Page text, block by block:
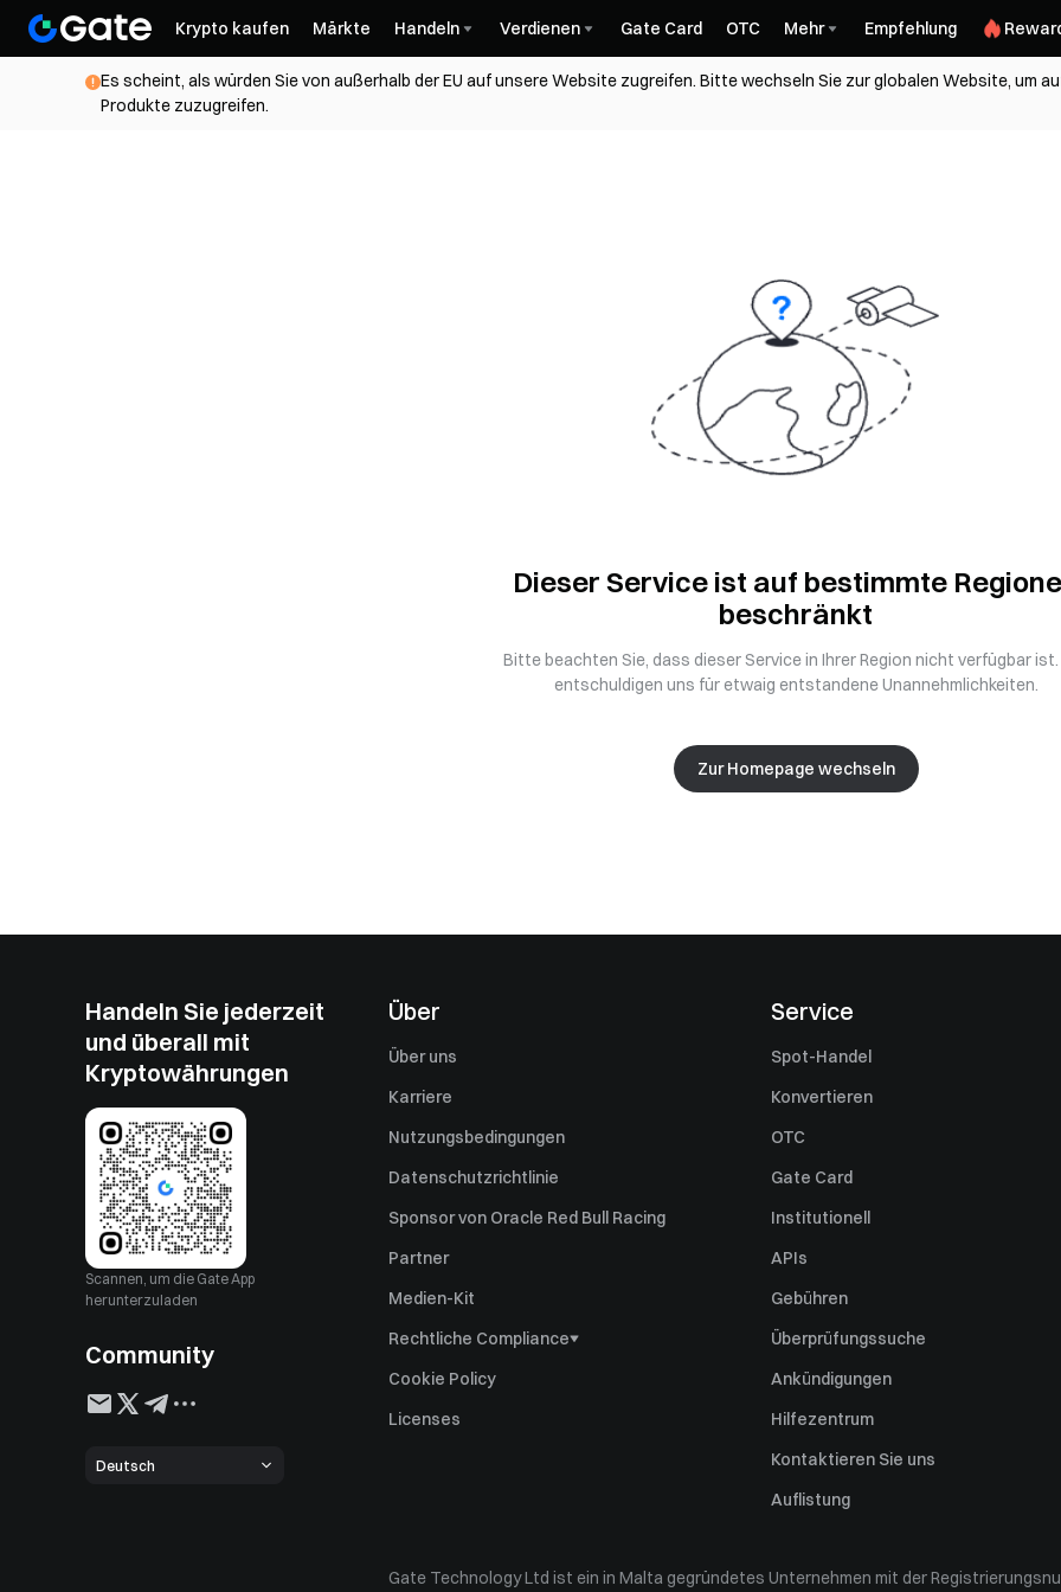
Krypto kaufen Märkte Handeln Verdienen Gate Card OTC Mehr Empfehlung
Es scheint, als würden Sie von außerhalb der EU auf unsere Website zugreifen. Bitte wechseln Sie zur globalen Website, um
Produkte zuzugreifen.
Dieser Service ist auf bestimmte
beschränkt
Bitte beachten Sie, dass dieser Service in Ihrer Region nicht verfügbar
entschuldigen uns für etwaig entstandene Unannehmlichkeiten.
Zur Homepage wechseln
Handeln Sie jederzeit
und überall mit
Kryptowährungen
Scannen, um die Gate App
herunterzuladen
Community
Deutsch
Über
Über uns
Karriere
Nutzungsbedingungen
Datenschutzrichtlinie
Sponsor von Oracle Red Bull Racing
Partner
Medien-Kit
Rechtliche Compliance
Risikoaufklärungserklärung
Umgang mit Beschwerden
Conflict of Interest Policy
Cookie Policy
Licenses
Service
Spot-Handel
Konvertieren
OTC
Gate Card
Institutionell
APIs
Gebühren
Überprüfungssuche
Ankündigungen
Hilfezentrum
Kontaktieren Sie uns
Auflistung
Gate Technology Ltd ist ein in Malta gegründetes Unternehmen mit der